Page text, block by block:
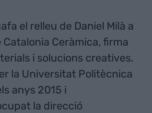
el relleu de Daniel Milà a
Ceràmica, firma
i solucions creatives.
la Universitat Politècnica
anys 2015 i
la direcció